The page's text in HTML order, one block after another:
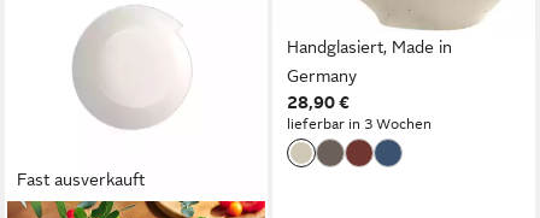
Fast ausverkauft
0,60 l, Porzellan, (1-tlg),
Handglasiert, Made in
Germany
28,90 €
lieferbar in 3 Wochen